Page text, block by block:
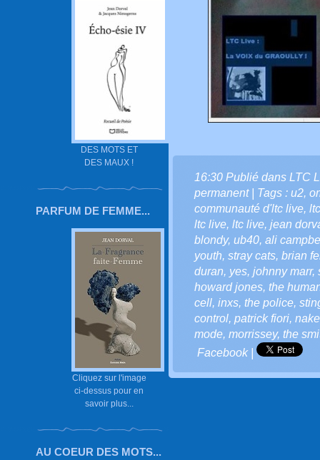
DES MOTS ET
DES MAUX !
PARFUM DE FEMME...
Cliquez sur l'image
ci-dessus pour en
savoir plus...
AU COEUR DES MOTS...
16:30 Publié dans LTC
permanent| Tags : u2,
communauté d'ltc live,
ltc live, ltc live, jean
blondy, ub40, ali
youth, stray cats, brian
duran, yes, johnny marr,
howard jones, the
cell, inxs, the police,
control, patrick fiori,
mode, morrissey, the
Facebook|